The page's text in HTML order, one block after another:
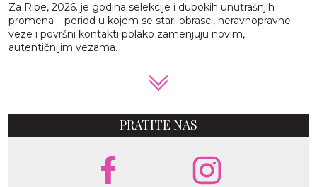
Za Ribe, 2026. je godina selekcije i dubokih unutrašnjih
promena – period u kojem se stari obrasci, neravnopravne
veze i površni kontakti polako zamenjuju novim,
autentičnijim vezama.
PRATITE NAS